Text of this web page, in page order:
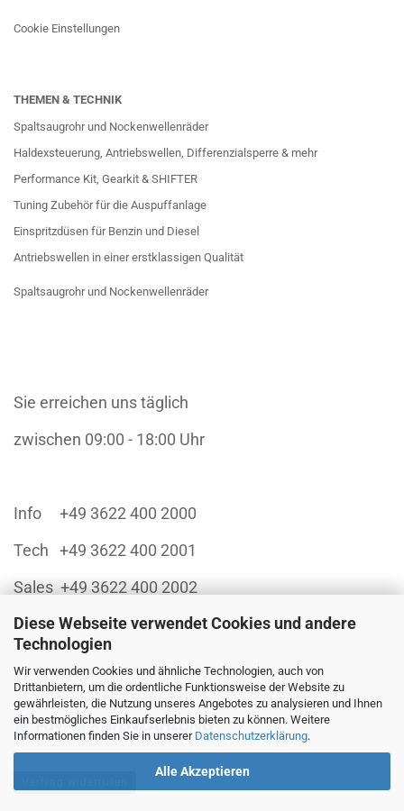
Diese Webseite verwendet Cookies und andere
Technologien
Wir verwenden Cookies und ähnliche Technologien, auch von
Drittanbietern, um die ordentliche Funktionsweise der Website zu
gewährleisten, die Nutzung unseres Angebotes zu analysieren und Ihnen
ein bestmögliches Einkaufserlebnis bieten zu können. Weitere
Informationen finden Sie in unserer Datenschutzerklärung.
Alle Akzeptieren
Cookie Einstellungen
THEMEN & TECHNIK
Spaltsaugrohr und Nockenwellenräder
Haldexsteuerung, Antriebswellen, Differenzialsperre & mehr
Performance Kit, Gearkit & SHIFTER
Tuning Zubehör für die Auspuffanlage
Einspritzdüsen für Benzin und Diesel
Antriebswellen in einer erstklassigen Qualität
Spaltsaugrohr und Nockenwellenräder
Sie erreichen uns täglich
zwischen 09:00 - 18:00 Uhr
Info +49 3622 400 2000
Tech +49 3622 400 2001
Sales +49 3622 400 2002
Finanzieren Sie sich Ihren Einkauf über: